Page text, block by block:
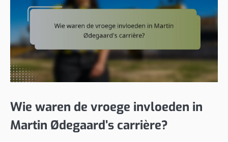
Wie waren de vroege invloeden in
Martin Ødegaard’s carrière?